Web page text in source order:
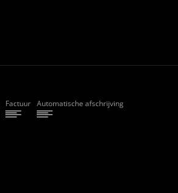
Factuur Automatische afschrijving